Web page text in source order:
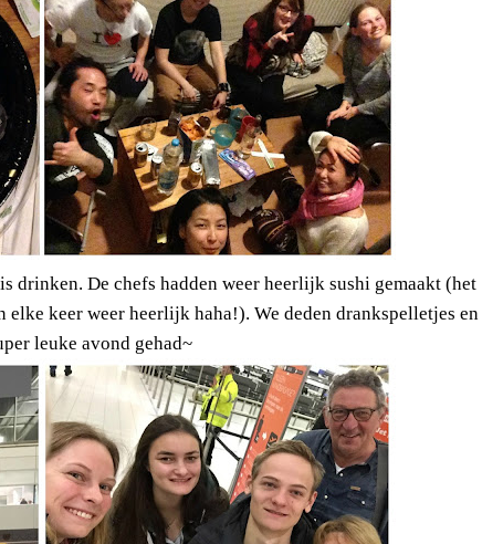
drinken. De chefs hadden weer heerlijk sushi gemaakt (het
keer weer heerlijk haha!). We deden drankspelletjes en
leuke avond gehad~